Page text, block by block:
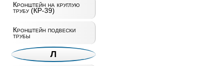
Кронштейн на круглую
трубу (КР-39)
Кронштейн подвески
трубы
Л